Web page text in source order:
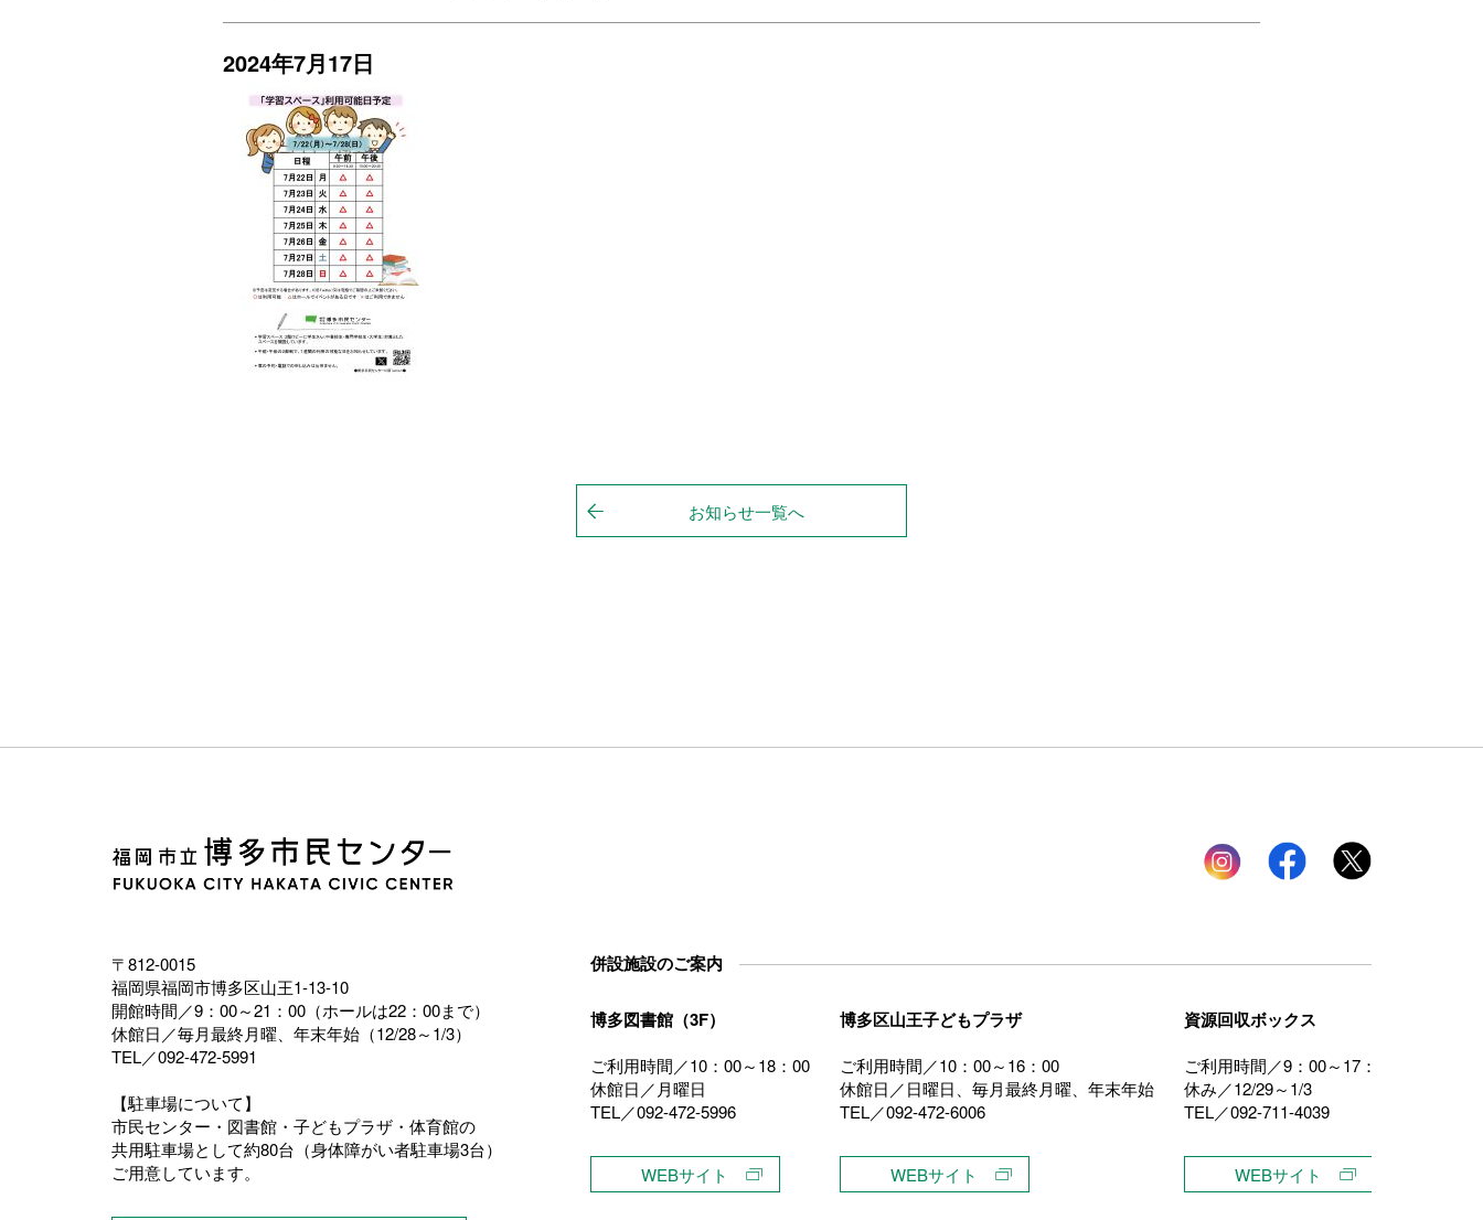
2024年7月17日
お知らせ一覧へ
Instagram facebook
〒812-0015
福岡県福岡市博多区山王1-13-10
開館時間／9：00～21：00（ホールは22：00まで）
休館日／毎月最終月曜、年末年始（12/28～1/3）
TEL／092-472-5991
【駐車場について】
市民センター・図書館・子どもプラザ・体育館の
共用駐車場として約80台（身体障がい者駐車場3台）
ご用意しています。
併設施設のご案内
博多図書館（3F）
ご利用時間／10：00～18：00
休館日／月曜日
TEL／092-472-5996
WEBサイト
博多区山王子どもプラザ
ご利用時間／10：00～16：00
休館日／日曜日、毎月最終月曜、年末年始
TEL／092-472-6006
WEBサイト
資源回収ボックス
ご利用時間／9：00～17：00
休み／12/29～1/3
TEL／092-711-4039
WEBサイト